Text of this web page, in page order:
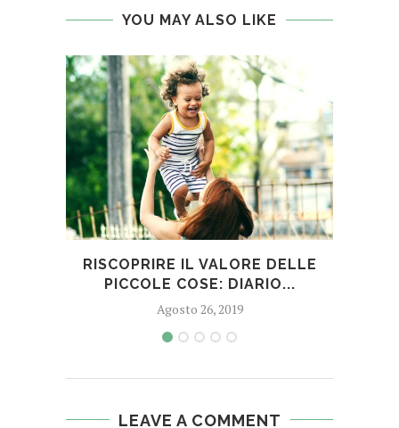
YOU MAY ALSO LIKE
RISCOPRIRE IL VALORE DELLE
PICCOLE COSE: DIARIO...
Agosto 26, 2019
LEAVE A COMMENT